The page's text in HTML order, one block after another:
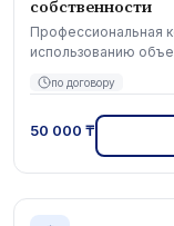
собственности
Профессиональная
использованию
по договору
50 000 ₸